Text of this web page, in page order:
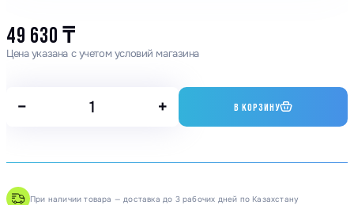
49 630 ₸
Цена указана с учетом условий магазина
− + В КОРЗИНУ
При наличии товара — доставка до 3 рабочих дней по Казахстану